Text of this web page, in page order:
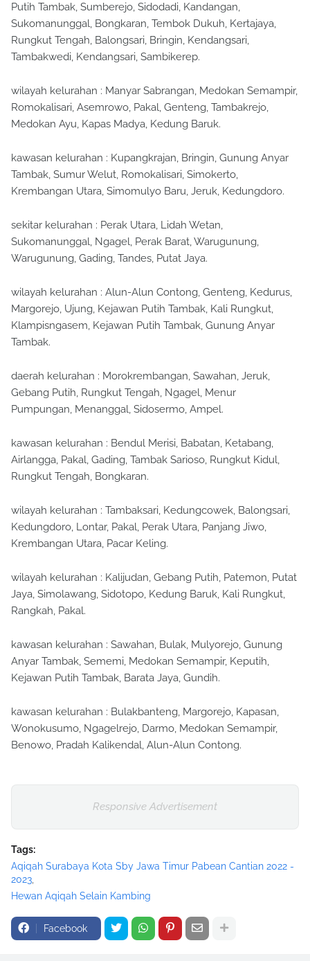
Putih Tambak, Sumberejo, Sidodadi, Kandangan,
Sukomanunggal, Bongkaran, Tembok Dukuh, Kertajaya,
Rungkut Tengah, Balongsari, Bringin, Kendangsari,
Tambakwedi, Kendangsari, Sambikerep.
wilayah kelurahan : Manyar Sabrangan, Medokan Semampir,
Romokalisari, Asemrowo, Pakal, Genteng, Tambakrejo,
Medokan Ayu, Kapas Madya, Kedung Baruk.
kawasan kelurahan : Kupangkrajan, Bringin, Gunung Anyar
Tambak, Sumur Welut, Romokalisari, Simokerto,
Krembangan Utara, Simomulyo Baru, Jeruk, Kedungdoro.
sekitar kelurahan : Perak Utara, Lidah Wetan,
Sukomanunggal, Ngagel, Perak Barat, Warugunung,
Warugunung, Gading, Tandes, Putat Jaya.
wilayah kelurahan : Alun-Alun Contong, Genteng, Kedurus,
Margorejo, Ujung, Kejawan Putih Tambak, Kali Rungkut,
Klampisngasem, Kejawan Putih Tambak, Gunung Anyar
Tambak.
daerah kelurahan : Morokrembangan, Sawahan, Jeruk,
Gebang Putih, Rungkut Tengah, Ngagel, Menur
Pumpungan, Menanggal, Sidosermo, Ampel.
kawasan kelurahan : Bendul Merisi, Babatan, Ketabang,
Airlangga, Pakal, Gading, Tambak Sarioso, Rungkut Kidul,
Rungkut Tengah, Bongkaran.
wilayah kelurahan : Tambaksari, Kedungcowek, Balongsari,
Kedungdoro, Lontar, Pakal, Perak Utara, Panjang Jiwo,
Krembangan Utara, Pacar Keling.
wilayah kelurahan : Kalijudan, Gebang Putih, Patemon, Putat
Jaya, Simolawang, Sidotopo, Kedung Baruk, Kali Rungkut,
Rangkah, Pakal.
kawasan kelurahan : Sawahan, Bulak, Mulyorejo, Gunung
Anyar Tambak, Sememi, Medokan Semampir, Keputih,
Kejawan Putih Tambak, Barata Jaya, Gundih.
kawasan kelurahan : Bulakbanteng, Margorejo, Kapasan,
Wonokusumo, Ngagelrejo, Darmo, Medokan Semampir,
Benowo, Pradah Kalikendal, Alun-Alun Contong.
Responsive Advertisement
Tags:
Aqiqah Surabaya Kota Sby Jawa Timur Pabean Cantian 2022 -
2023
Hewan Aqiqah Selain Kambing
Facebook